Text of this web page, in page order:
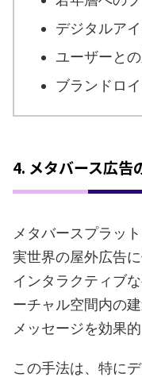
デジタルア
ユーザーと
ブランドロ
4. メタバース広告
メタバースプラッ
実世界の屋外広告
インタラクティブ
ーチャル空間内の
メッセージを効果
この手法は、特に